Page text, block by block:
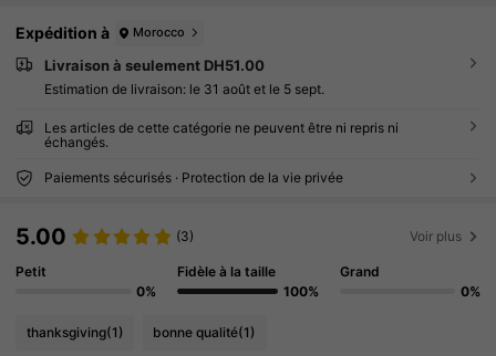
Expédition à Morocco
Livraison à seulement DH51.00
Estimation de livraison: le 31 août et le 5 sept.
Les articles de cette catégorie ne peuvent être ni repris ni
échangés.
Paiements sécurisés · Protection de la vie privée
5.00 (3) Voir plus
Petit
0%
Fidèle à la taille
100%
Grand
0%
thanksgiving(1) bonne qualité(1)